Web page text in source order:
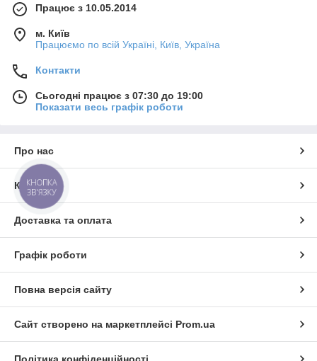
Працює з 10.05.2014
м. Київ
Працюємо по всій Україні, Київ, Україна
Контакти
Сьогодні працює з 07:30 до 19:00
Показати весь графік роботи
Про нас
Контакти
Доставка та оплата
Графік роботи
Повна версія сайту
Сайт створено на маркетплейсі Prom.ua
Політика конфіденційності
КНОПКА
ЗВ'ЯЗКУ